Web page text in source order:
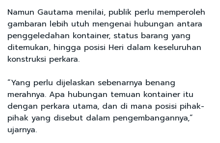
Namun Gautama menilai, publik perlu memperoleh
gambaran lebih utuh mengenai hubungan antara
penggeledahan kontainer, status barang yang
ditemukan, hingga posisi Heri dalam keseluruhan
konstruksi perkara.
“Yang perlu dijelaskan sebenarnya benang
merahnya. Apa hubungan temuan kontainer itu
dengan perkara utama, dan di mana posisi pihak-
pihak yang disebut dalam pengembangannya,”
ujarnya.